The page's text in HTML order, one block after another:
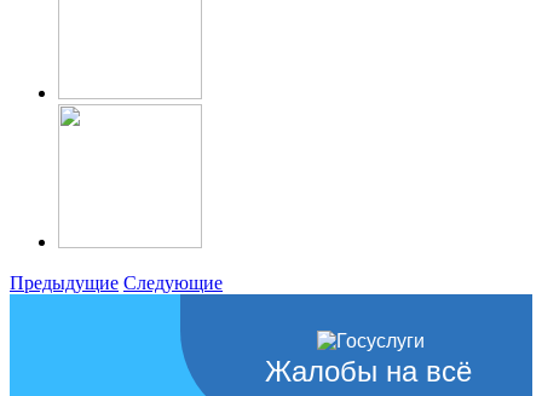
Предыдущие Следующие
Жалобы на всё